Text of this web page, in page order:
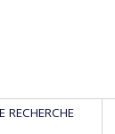
RECHERCHE